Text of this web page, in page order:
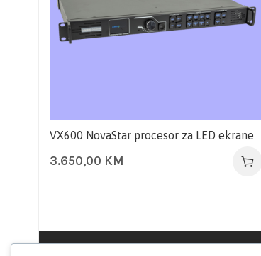
VX600 NovaStar procesor za LED ekrane
3.650,00 KM